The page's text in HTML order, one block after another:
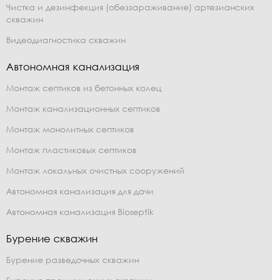
Чистка и дезинфекция (обеззараживание) артезианских
скважин
Видеодиагностика скважин
Автономная канализация
Монтаж септиков из бетонных колец
Монтаж канализационных септиков
Монтаж монолитных септиков
Монтаж пластиковых септиков
Монтаж локальных очистных сооружений
Автономная канализация для дачи
Автономная канализация Bioseptik
Бурение скважин
Бурение разведочных скважин